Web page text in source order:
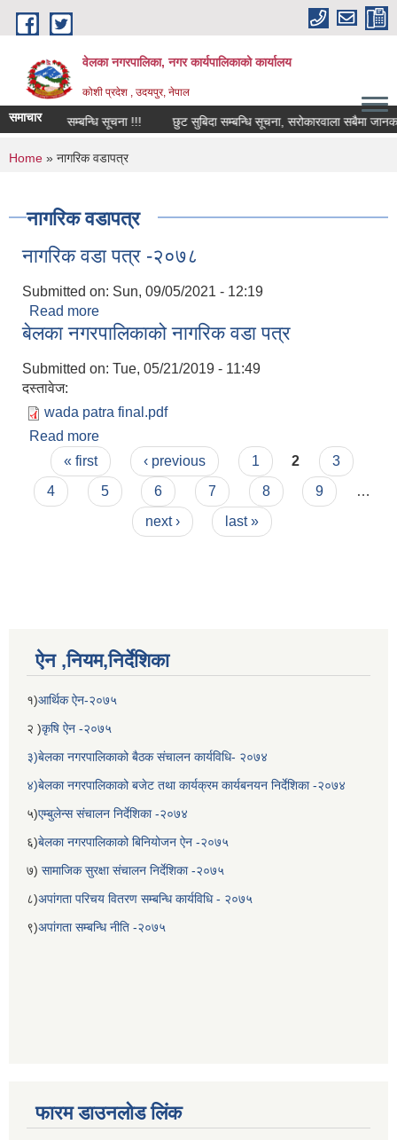
Skip to main content
वेलका नगरपालिका, नगर कार्यपालिकाको कार्यालय
कोशी प्रदेश , उदयपुर, नेपाल
समाचारसम्बन्धि सूचना !!! छुट सुबिदा सम्बन्धि सूचना, सरोकारवाला सबैमा
You are here
Home » नागरिक वडापत्र
नागरिक वडापत्र
नागरिक वडा पत्र -२०७८
Submitted on: Sun, 09/05/2021 - 12:19
Read more
बेलका नगरपालिकाको नागरिक वडा पत्र
Submitted on: Tue, 05/21/2019 - 11:49
दस्तावेज:
wada patra final.pdf
Read more
Pages
« first ‹ previous 1 2
3
4
5 6 7 8 9
…
next ›
last »
ऐन ,नियम,निर्देशिका
१)आर्थिक ऐन-२०७५
२ )कृषि ऐन -२०७५
३)बेलका नगरपालिकाको बैठक संचालन कार्यविधि- २०७४
४)बेलका नगरपालिकाको बजेट तथा कार्यक्रम कार्यबनयन निर्देशिका -२०७४
५)एम्बुलेन्स संचालन निर्देशिका -२०७४
६)बेलका नगरपालिकाको बिनियोजन ऐन -२०७५
७) सामाजिक सुरक्षा संचालन निर्देशिका -२०७५
८)अपांगता परिचय वितरण सम्बन्धि कार्यविधि - २०७५
९)अपांगता सम्बन्धि नीति -२०७५
फारम डाउनलोड लिंक